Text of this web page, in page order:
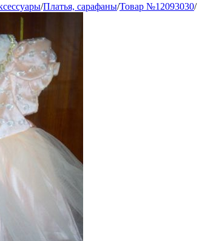
/Платья, сарафаны/Товар №12093030/